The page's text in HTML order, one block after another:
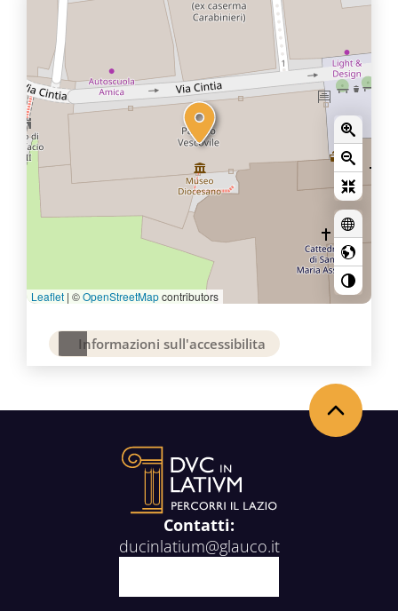
Leaflet | ©OpenStreetMapcontributors
Informazioni sull'accessibilita
Contatti:
ducinlatium@glauco.it
Back to the top